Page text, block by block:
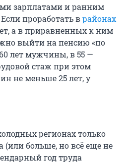
зарплатами и ранним
проработать врайонах
а в приравненных к ним
выйти на пенсию «по
лет мужчины, в 55 —
стаж при этом
не меньше 25 лет, у
регионах только
(или больше, но всё еще не
год труда